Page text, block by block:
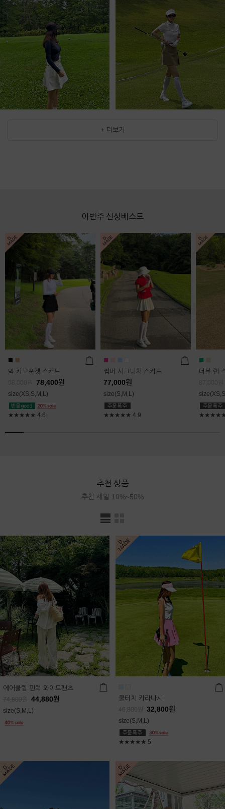
+ 더보기
이번주 신상베스트
빅 카고포켓 스커트
78,400원
size(XS,S,M,L)
★★★★★ 4.6
썸머 시그니처 스커트
77,000원
size(S,M,L)
★★★★★ 4.9
더블 랩
추천 상품
추천 세일 10%~50%
에어쿨링 핀턱 와이드팬츠
74,800 44,880원
size(S,M,L)
쿨터치 카라나시
46,800 32,800원
size(S,M,L)
★★★★★ 5